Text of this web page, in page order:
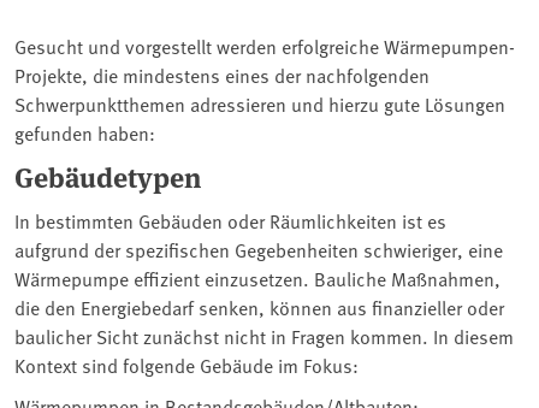
Gesucht und vorgestellt werden erfolgreiche Wärmepumpen-
Projekte, die mindestens eines der nachfolgenden
Schwerpunktthemen adressieren und hierzu gute Lösungen
gefunden haben:
Gebäudetypen
In bestimmten Gebäuden oder Räumlichkeiten ist es
aufgrund der spezifischen Gegebenheiten schwieriger, eine
Wärmepumpe effizient einzusetzen. Bauliche Maßnahmen,
die den Energiebedarf senken, können aus finanzieller oder
baulicher Sicht zunächst nicht in Fragen kommen. In diesem
Kontext sind folgende Gebäude im Fokus: